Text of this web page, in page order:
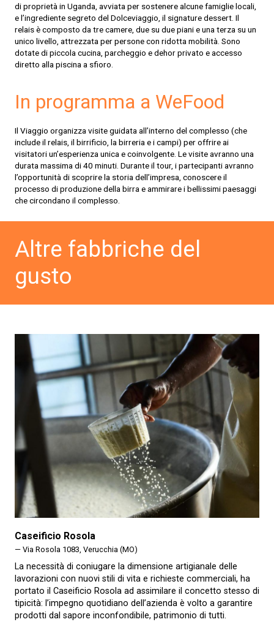
di proprietà in Uganda, avviata per sostenere alcune famiglie locali,
e l’ingrediente segreto del Dolceviaggio, il signature dessert. Il
relais è composto da tre camere, due su due piani e una terza su un
unico livello, attrezzata per persone con ridotta mobilità. Sono
dotate di piccola cucina, parcheggio e dehor privato e accesso
diretto alla piscina a sfioro.
In programma a WeFood
Il Viaggio organizza visite guidata all’interno del complesso (che
include il relais, il birrificio, la birreria e i campi) per offrire ai
visitatori un’esperienza unica e coinvolgente. Le visite avranno una
durata massima di 40 minuti. Durante il tour, i partecipanti avranno
l’opportunità di scoprire la storia dell’impresa, conoscere il
processo di produzione della birra e ammirare i bellissimi paesaggi
che circondano il complesso.
Altre fabbriche del
gusto
Caseificio Rosola
— Via Rosola 1083, Verucchia (MO)
La necessità di coniugare la dimensione artigianale delle
lavorazioni con nuovi stili di vita e richieste commerciali, ha
portato il Caseificio Rosola ad assimilare il concetto stesso di
tipicità: l’impegno quotidiano dell’azienda è volto a garantire
prodotti dal sapore inconfondibile, patrimonio di tutti.